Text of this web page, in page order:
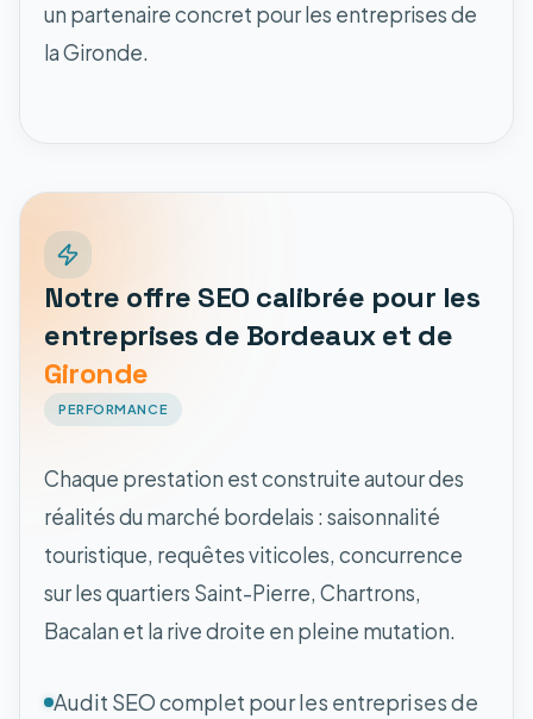
un partenaire concret pour les entreprises de
la Gironde.
Notre offre SEO calibrée pour les
entreprises de Bordeaux et de
Gironde
PERFORMANCE
Chaque prestation est construite autour des
réalités du marché bordelais : saisonnalité
touristique, requêtes viticoles, concurrence
sur les quartiers Saint-Pierre, Chartrons,
Bacalan et la rive droite en pleine mutation.
Audit SEO complet pour les entreprises de